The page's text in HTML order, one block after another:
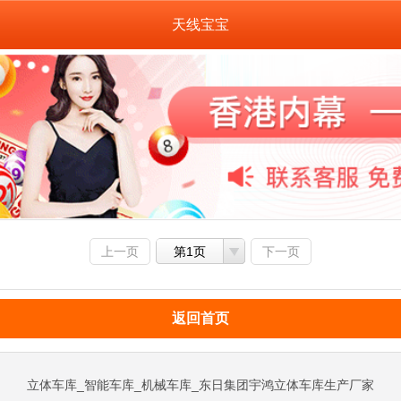
天线宝宝
上一页 第1页 下一页
返回首页
立体车库_智能车库_机械车库_东日集团宇鸿立体车库生产厂家